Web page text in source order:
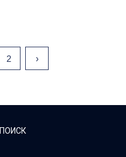
2 ›
ПОИСК